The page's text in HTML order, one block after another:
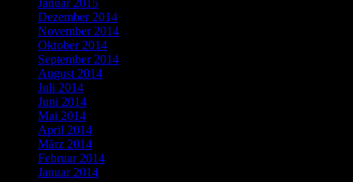
Januar 2015
Dezember 2014
November 2014
Oktober 2014
September 2014
August 2014
Juli 2014
Juni 2014
Mai 2014
April 2014
März 2014
Februar 2014
Januar 2014